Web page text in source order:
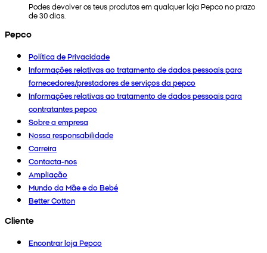
Podes devolver os teus produtos em qualquer loja Pepco no prazo
de 30 dias.
Pepco
Política de Privacidade
Informações relativas ao tratamento de dados pessoais para
fornecedores/prestadores de serviços da pepco
Informações relativas ao tratamento de dados pessoais para
contratantes pepco
Sobre a empresa
Nossa responsabilidade
Carreira
Contacta-nos
Ampliação
Mundo da Mãe e do Bebé
Better Cotton
Cliente
Encontrar loja Pepco